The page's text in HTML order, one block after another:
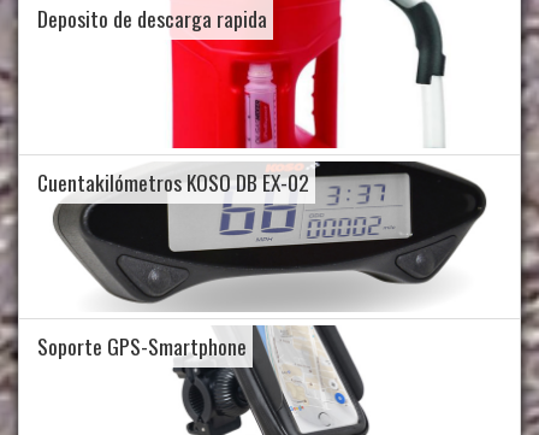
Deposito de descarga rapida
Cuentakilómetros KOSO DB EX-02
Soporte GPS-Smartphone